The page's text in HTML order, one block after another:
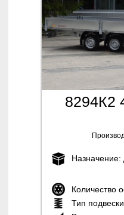
8294К2
Назначение:
Количество
Тип